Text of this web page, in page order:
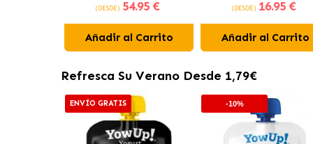
Esterilizados con Pollo
(DESDE) 54.95 €
Añadir al Carrito
para Gatos con Buey y
(DESDE) 16.95 €
Añadir al Carrito
Refresca Su Verano Desde 1,79€
ENVÍO GRATIS -10%